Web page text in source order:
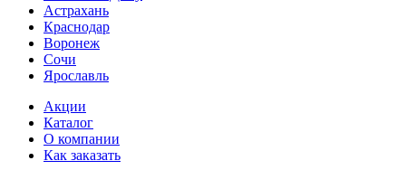
Астрахань
Краснодар
Воронеж
Сочи
Ярославль
Акции
Каталог
О компании
Как заказать